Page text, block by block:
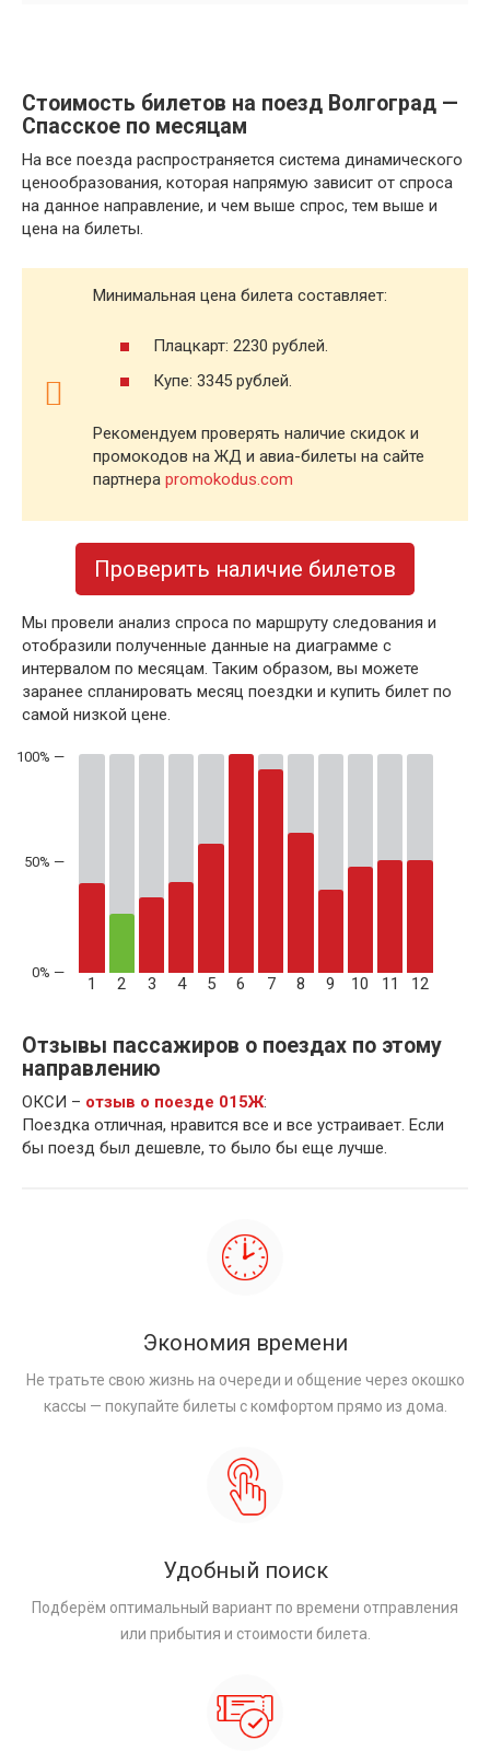
Стоимость билетов на поезд Волгоград —
Спасское по месяцам
На все поезда распространяется система динамического
ценообразования, которая напрямую зависит от спроса
на данное направление, и чем выше спрос, тем выше и
цена на билеты.
Минимальная цена билета составляет:
Плацкарт: 2230 рублей.
Купе: 3345 рублей.
Рекомендуем проверять наличие скидок и
промокодов на ЖД и авиа-билеты на сайте
партнера promokodus.com
Проверить наличие билетов
Мы провели анализ спроса по маршруту следования и
отобразили полученные данные на диаграмме с
интервалом по месяцам. Таким образом, вы можете
заранее спланировать месяц поездки и купить билет по
самой низкой цене.
50% —
1 2 3 4 5 6 7 8 9 10 11 12
Отзывы пассажиров о поездах по этому
направлению
ОКСИ – отзыв о поезде 015Ж:
Поездка отличная, нравится все и все устраивает. Если
бы поезд был дешевле, то было бы еще лучше.
Экономия времени
Не тратьте свою жизнь на очереди и общение через окошко
кассы — покупайте билеты с комфортом прямо из дома.
Удобный поиск
Подберём оптимальный вариант по времени отправления
или прибытия и стоимости билета.